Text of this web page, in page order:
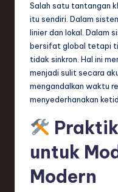
Salah satu tantangan
itu sendiri. Dalam
linier dan lokal. Dalam
bersifat global tetapi
tidak sinkron. Hal ini
menjadi sulit secara
mengandalkan waktu
menyederhanakan
untuk
Modern